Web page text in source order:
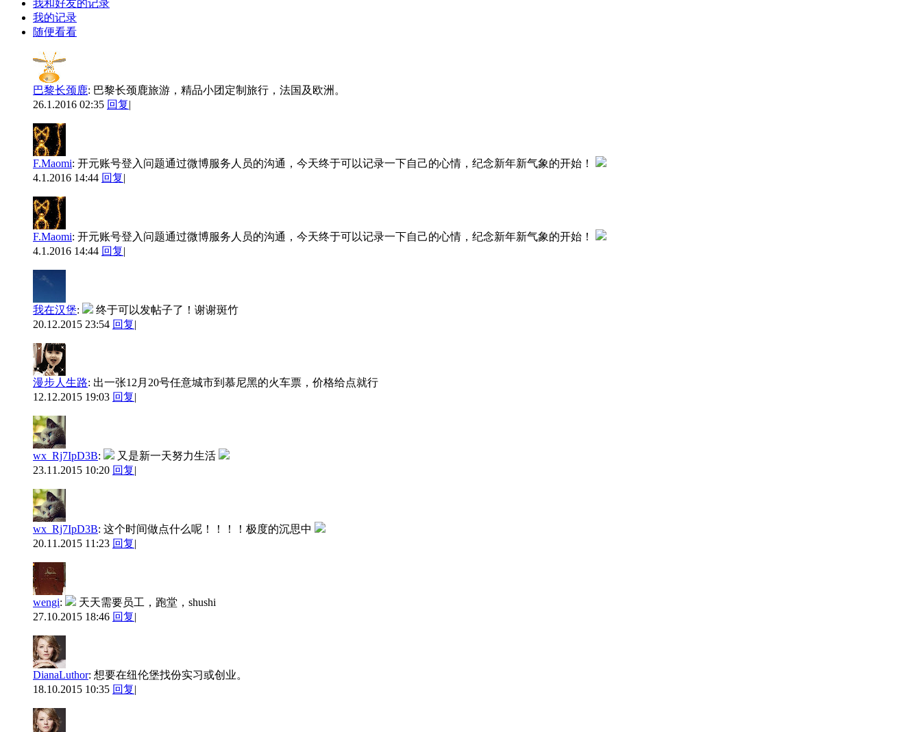
我和好友的记录
我的记录
随便看看
巴黎长颈鹿: 巴黎长颈鹿旅游，精品小团定制旅行，法国及欧洲。
26.1.2016 02:35 回复|
F.Maomi: 开元账号登入问题通过微博服务人员的沟通，今天终于可以记录一下自己的心情，纪念新年新气象的开始！
4.1.2016 14:44 回复|
F.Maomi: 开元账号登入问题通过微博服务人员的沟通，今天终于可以记录一下自己的心情，纪念新年新气象的开始！
4.1.2016 14:44 回复|
我在汉堡:
终于可以发帖子了！谢谢斑竹
20.12.2015 23:54 回复|
漫步人生路: 出一张12月20号任意城市到慕尼黑的火车票，价格给点就行
12.12.2015 19:03 回复|
wx_Rj7IpD3B:
又是新一天努力生活
23.11.2015 10:20 回复|
wx_Rj7IpD3B: 这个时间做点什么呢！！！！极度的沉思中
20.11.2015 11:23 回复|
wengi:
天天需要员工，跑堂，shushi
27.10.2015 18:46 回复|
DianaLuthor: 想要在纽伦堡找份实习或创业。
18.10.2015 10:35 回复|